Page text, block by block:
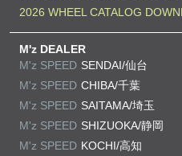
2026 WHEEL CATALOG
M'z DEALER
M'z SPEED SENDAI/仙台
M'z SPEED CHIBA/千葉
M'z SPEED SAITAMA/埼玉
M'z SPEED SHIZUOKA/静岡
M'z SPEED KOCHI/高知